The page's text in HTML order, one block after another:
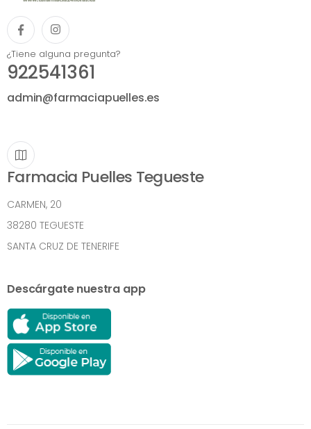
¿Tiene alguna pregunta?
922541361
admin@farmaciapuelles.es
Farmacia Puelles Tegueste
CARMEN, 20
38280 TEGUESTE
SANTA CRUZ DE TENERIFE
Descárgate nuestra app